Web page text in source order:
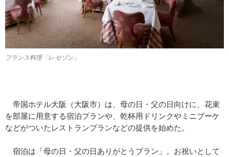
フランス料理「レ セゾン」
帝国ホテル大阪（大阪市）は、母の日・父の日向けに、花束
を部屋に用意する宿泊プランや、乾杯用ドリンクやミニブーケ
などがついたレストランプランなどの提供を始めた。
宿泊は「母の日・父の日ありがとうプラン」。お祝いとして